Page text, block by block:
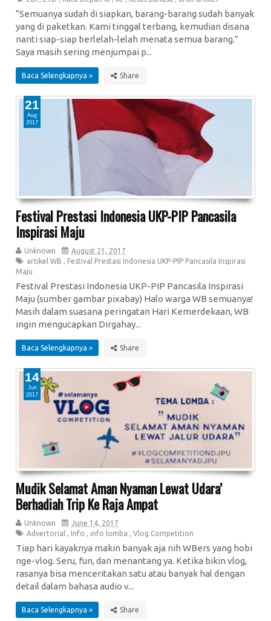
“Semuanya sudah di siapkan, barang-barang sudah banyak
yang di paketkan. Kami tinggal terbang, kemudian disana
nanti siap-siap berlelah-lelah menata semua barang.”
Saya masih sering menjumpai p...
Baca Selengkapnya »
Festival Prestasi Indonesia UKP-PIP Pancasila
Inspirasi Maju
Unknown
August 21, 2017
artikel WB , Festival Prestasi Indonesia UKP-PIP Pancasila Inspirasi
Maju
Festival Prestasi Indonesia UKP-PIP Pancasila Inspirasi
Maju (sumber gambar pixabay) Halo warga WB semuanya!
Masih dalam suasana peringatan Hari Kemerdekaan, WB
ingin mengucapkan Dirgahay...
Baca Selengkapnya »
21
Aug
2017
Mudik Selamat Aman Nyaman Lewat Udara’
Berhadiah Trip Ke Raja Ampat
Unknown
June 14, 2017
Advertorial
, Info , info lomba , Vlog Competition
Tiap hari kayaknya makin banyak aja nih WBers yang hobi
nge-vlog. Seru, fun, dan menantang ya. Ketika bikin vlog,
rasanya bisa menceritakan satu atau banyak hal dengan
detail dalam bahasa audio v...
Baca Selengkapnya »
14
Jun
2017